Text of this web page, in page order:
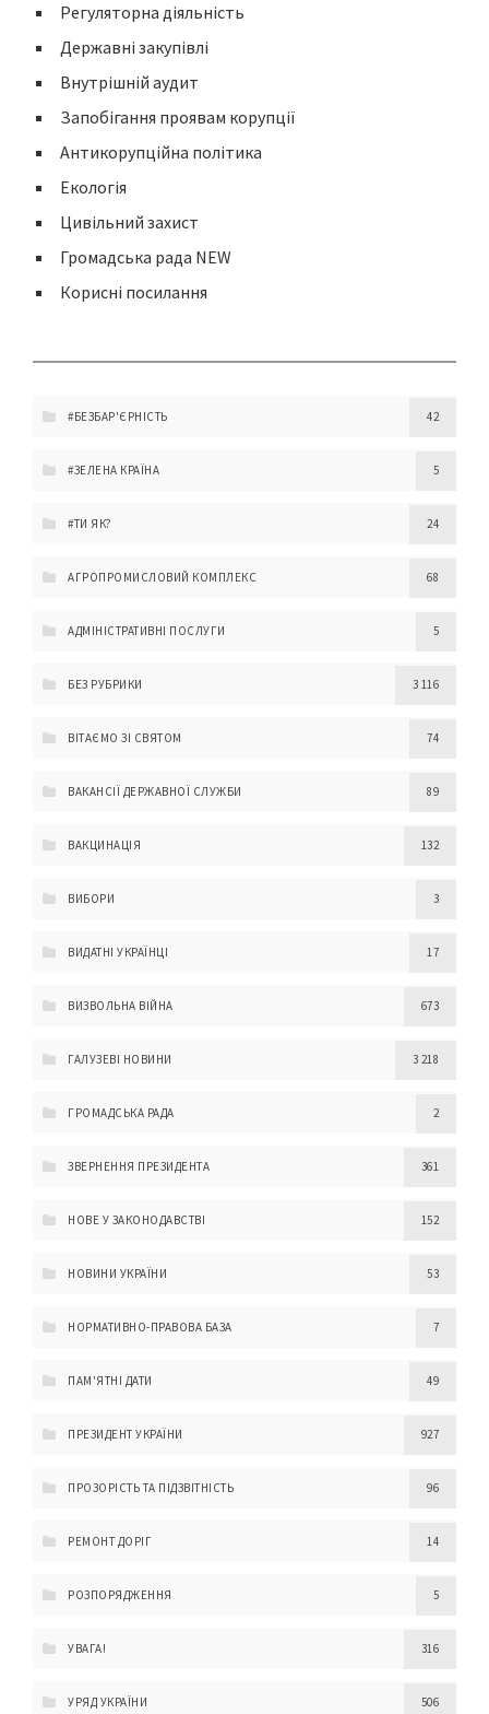
Регуляторна діяльність
Державні закупівлі
Внутрішній аудит
Запобігання проявам корупції
Антикорупційна політика
Екологія
Цивільний захист
Громадська рада NEW
Корисні посилання
#БЕЗБАР'ЄРНІСТЬ 42
#ЗЕЛЕНА КРАЇНА 5
#ТИ ЯК? 24
АГРОПРОМИСЛОВИЙ КОМПЛЕКС 68
АДМІНІСТРАТИВНІ ПОСЛУГИ 5
БЕЗ РУБРИКИ 3 116
ВІТАЄМО ЗІ СВЯТОМ 74
ВАКАНСІЇ ДЕРЖАВНОЇ СЛУЖБИ 89
ВАКЦИНАЦІЯ 132
ВИБОРИ 3
ВИДАТНІ УКРАЇНЦІ 17
ВИЗВОЛЬНА ВІЙНА 673
ГАЛУЗЕВІ НОВИНИ 3 218
ГРОМАДСЬКА РАДА 2
ЗВЕРНЕННЯ ПРЕЗИДЕНТА 361
НОВЕ У ЗАКОНОДАВСТВІ 152
НОВИНИ УКРАЇНИ 53
НОРМАТИВНО-ПРАВОВА БАЗА 7
ПАМ'ЯТНІ ДАТИ 49
ПРЕЗИДЕНТ УКРАЇНИ 927
ПРОЗОРІСТЬ ТА ПІДЗВІТНІСТЬ 96
РЕМОНТ ДОРІГ 14
РОЗПОРЯДЖЕННЯ 5
УВАГА! 316
УРЯД УКРАЇНИ 506